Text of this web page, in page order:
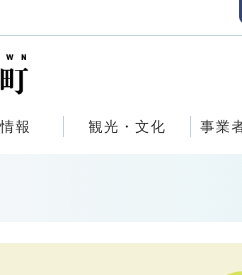
報 観光・文化 事業